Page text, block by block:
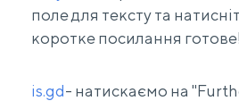
поле для тексту та
коротке посилання готове!
is.gd- натискаємо на